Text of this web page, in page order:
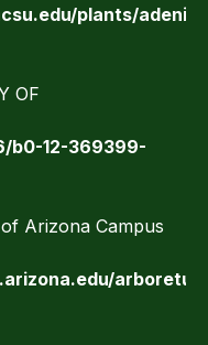
plants/
OF
b0-12-369399-
Arizona Campus